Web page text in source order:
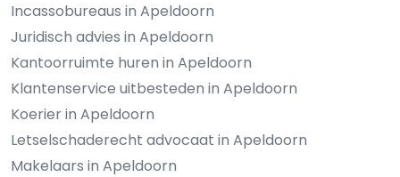
Incassobureaus in Apeldoorn
Juridisch advies in Apeldoorn
Kantoorruimte huren in Apeldoorn
Klantenservice uitbesteden in Apeldoorn
Koerier in Apeldoorn
Letselschaderecht advocaat in Apeldoorn
Makelaars in Apeldoorn